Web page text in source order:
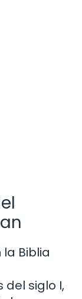
la Biblia
siglo I,